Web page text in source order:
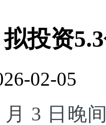
投资
02-05
3 日晚